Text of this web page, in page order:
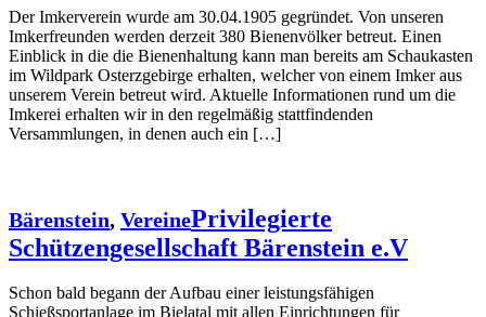
Der Imkerverein wurde am 30.04.1905 gegründet. Von unseren
Imkerfreunden werden derzeit 380 Bienenvölker betreut. Einen
Einblick in die die Bienenhaltung kann man bereits am Schaukasten
im Wildpark Osterzgebirge erhalten, welcher von einem Imker aus
unserem Verein betreut wird. Aktuelle Informationen rund um die
Imkerei erhalten wir in den regelmäßig stattfindenden
Versammlungen, in denen auch ein […]
Bärenstein, VereinePrivilegierte
Schützengesellschaft Bärenstein e.V
Schon bald begann der Aufbau einer leistungsfähigen
Schießsportanlage im Bielatal mit allen Einrichtungen für